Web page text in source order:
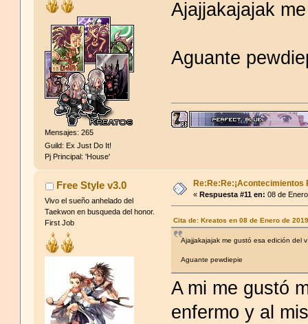
Mensajes: 265
Guild: Ex Just Do It!
Pj Principal: 'House'
Ajajjakajajak
Aguante
Free Style v3.0
Vivo el sueño anhelado del
Taekwon en busqueda del honor.
First Job
Re:Re:Re:¡Acontecimientos
« Respuesta #11 en: 08 de
Cita de: Kreatos en 08 de Enero de
Ajajjakajajak me gustó esa edición del
Aguante pewdiepie
A mi me gustó
enfermo y al